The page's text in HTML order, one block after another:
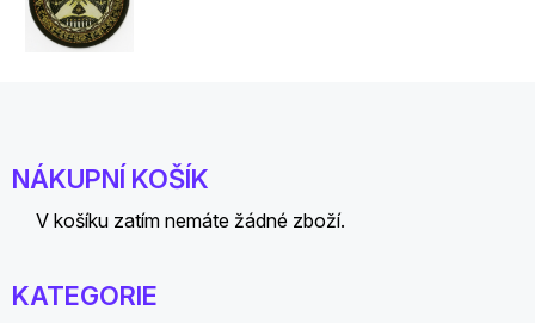
NÁKUPNÍ KOŠÍK
V košíku zatím nemáte žádné zboží.
KATEGORIE